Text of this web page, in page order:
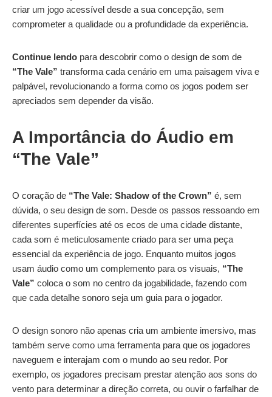
criar um jogo acessível desde a sua concepção, sem
comprometer a qualidade ou a profundidade da experiência.
Continue lendo para descobrir como o design de som de
“The Vale” transforma cada cenário em uma paisagem viva e
palpável, revolucionando a forma como os jogos podem ser
apreciados sem depender da visão.
A Importância do Áudio em
“The Vale”
O coração de “The Vale: Shadow of the Crown” é, sem
dúvida, o seu design de som. Desde os passos ressoando em
diferentes superfícies até os ecos de uma cidade distante,
cada som é meticulosamente criado para ser uma peça
essencial da experiência de jogo. Enquanto muitos jogos
usam áudio como um complemento para os visuais, “The
Vale” coloca o som no centro da jogabilidade, fazendo com
que cada detalhe sonoro seja um guia para o jogador.
O design sonoro não apenas cria um ambiente imersivo, mas
também serve como uma ferramenta para que os jogadores
naveguem e interajam com o mundo ao seu redor. Por
exemplo, os jogadores precisam prestar atenção aos sons do
vento para determinar a direção correta, ou ouvir o farfalhar de